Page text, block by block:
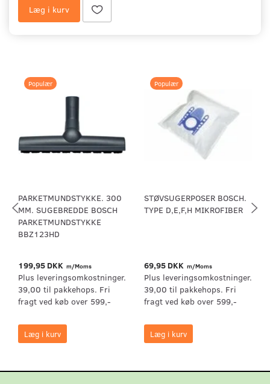
Læg i kurv
Populær
PARKETMUNDSTYKKE. 300
MM. SUGEBREDDE BOSCH
PARKETMUNDSTYKKE
BBZ123HD
199,95 DKK m/Moms
Plus leveringsomkostninger.
39,00 til pakkehops. Fri
fragt ved køb over 599,-
Læg i kurv
Populær
STØVSUGERPOSER BOSCH.
TYPE D,E,F,H MIKROFIBER
69,95 DKK m/Moms
Plus leveringsomkostninger.
39,00 til pakkehops. Fri
fragt ved køb over 599,-
Læg i kurv